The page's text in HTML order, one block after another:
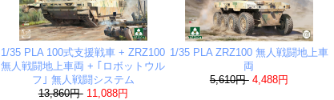
1/35 PLA 100式支援戦車 + ZRZ100
無人戦闘地上車両 + ｢ロボットウル
フ｣ 無人戦闘システム
13,860円 11,088円
1/35 PLA ZRZ100 無人戦闘地上車
両
5,610円 4,488円